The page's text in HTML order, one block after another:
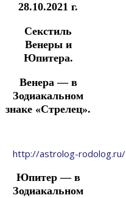
28.10.2021 г.
Секстиль
Венеры и
Юпитера.
Венера — в
Зодиакальном
знаке «Стрелец».
http://astrolog-rodolog.ru/
Юпитер — в
Зодиакальном